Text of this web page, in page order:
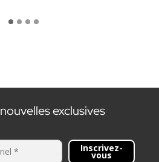
exclusives
Inscrivez-
vous